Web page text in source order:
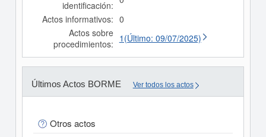
identificación:
Actos informativos: 0
Actos sobre
procedimientos: 1(Último: 09/07/2025)
Últimos Actos BORME Ver todos los actos
Otros actos